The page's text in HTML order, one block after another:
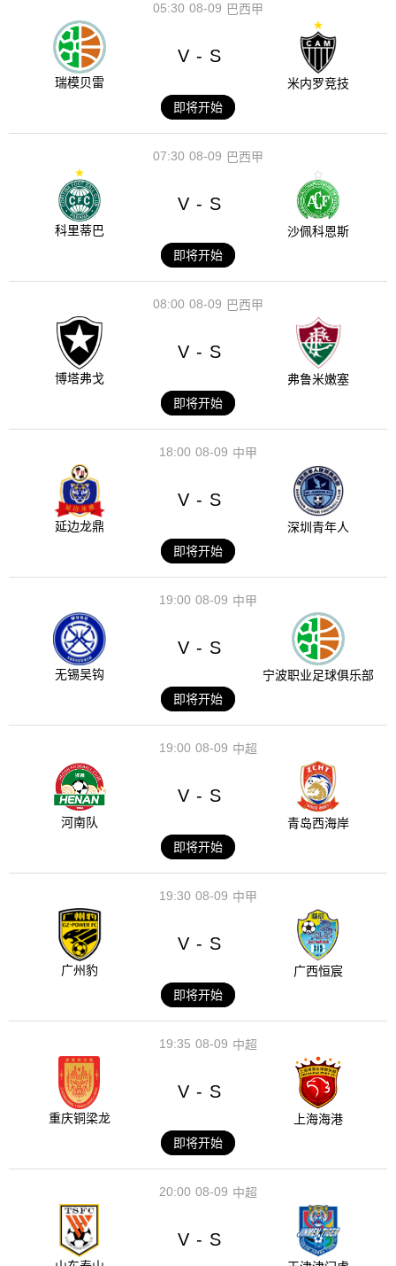
08-09
05:30 巴西甲
瑞模贝雷
V - S
米内罗竞技
即将开始
08-09
07:30 巴西甲
科里蒂巴
V - S
沙佩科恩斯
即将开始
08-09
08:00 巴西甲
博塔弗戈
V - S
弗鲁米嫩塞
即将开始
08-09
18:00 中甲
延边龙鼎
V - S
深圳青年人
即将开始
08-09
19:00 中甲
无锡吴钩
V - S
宁波职业足球俱乐部
即将开始
08-09
19:00 中超
河南队
V - S
青岛西海岸
即将开始
08-09
19:30 中甲
广州豹
V - S
广西恒宸
即将开始
08-09
19:35 中超
重庆铜梁龙
V - S
上海海港
即将开始
08-09
20:00 中超
V - S